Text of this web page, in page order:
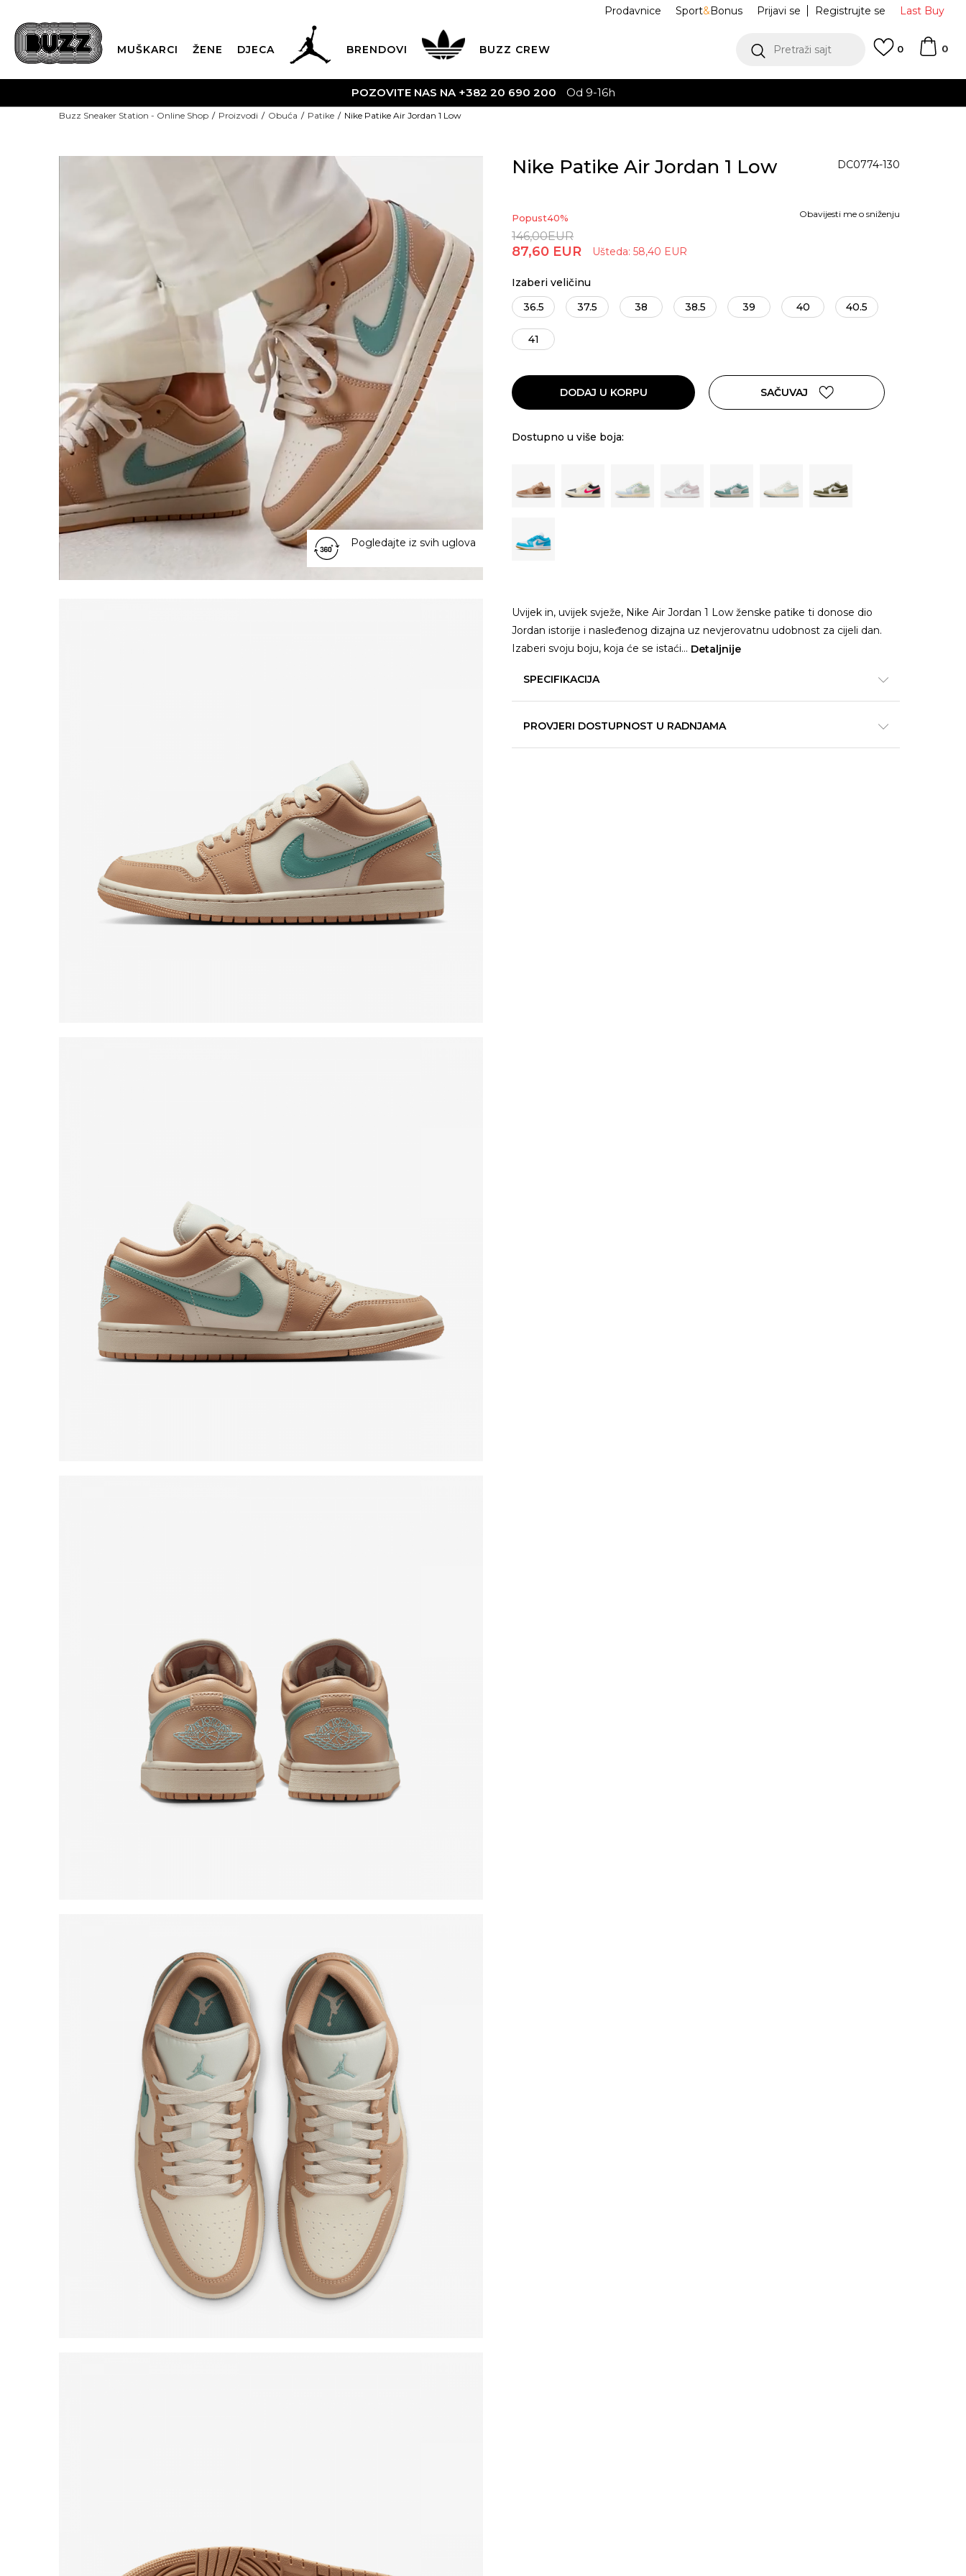
Last Buy
Prijavi se Registrujte se
Prodavnice Sport&Bonus
MUŠKARCI ŽENE DJECA BRENDOVI BUZZ CREW Pretraži sajt 0
0
POZOVITE NAS NA +382 20 690 200 Od 9-16h
Buzz Sneaker Station - Online Shop Proizvodi Obuća Patike Nike Patike Air Jordan 1 Low
Pogledajte iz svih uglova
Nike Patike Air Jordan 1 Low DC0774-130
Popust40%
146,00EUR
87,60 EUR Ušteda: 58,40 EUR
Obavijesti me o sniženju
Izaberi veličinu
36.5
37.5 38 38.5 39 40 40.5
41
DODAJ U KORPU SAČUVAJ
Dostupno u više boja:
Uvijek in, uvijek svježe, Nike Air Jordan 1 Low ženske patike ti donose dio
Jordan istorije i nasleđenog dizajna uz nevjerovatnu udobnost za cijeli dan.
Izaberi svoju boju, koja će se istaći... Detaljnije
SPECIFIKACIJA
PROVJERI DOSTUPNOST U RADNJAMA